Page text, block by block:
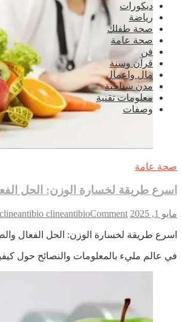
ديكورات
رياضة
صحة طفلك
صحة عامة
فن
قرآن وسنة
مال واعمال
مدن سياحية
معلومات تقنية
وصفات
صحة عامة
اسرع طريقة لخسارة الوزن: الحل
مايو 1, 2025 clineantibio clineantibioComment
اسرع طريقة لخسارة الوزن: الحل الفعال
في عالم مليء بالمعلومات والنصائح حول